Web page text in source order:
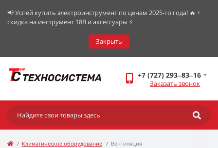
📢 Успей купить электроинструмент по ценам 2025-го года! 🔥 +
скидка на инструмент 18В и аксессуары ⚡️
Закрыть
+7 (727) 293‒83‒16
Заказать звонок
Климатическое оборудование Вентиляция